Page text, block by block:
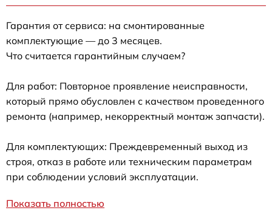
Гарантия от сервиса: на смонтированные
комплектующие — до 3 месяцев.
Что считается гарантийным случаем?
Для работ: Повторное проявление неисправности,
который прямо обусловлен с качеством проведенного
ремонта (например, некорректный монтаж запчасти).
Для комплектующих: Преждевременный выход из
строя, отказ в работе или техническим параметрам
при соблюдении условий эксплуатации.
Показать полностью